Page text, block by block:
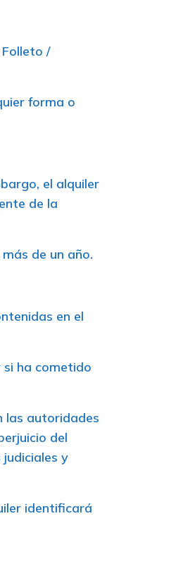
/
forma o
el alquiler
de la
de un año.
en el
ha cometido
las autoridades
del
y
identificará